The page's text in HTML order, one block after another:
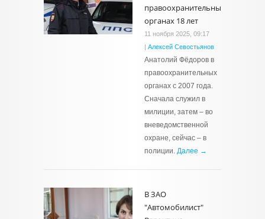
правоохранительных
органах 18 лет
11 ноября 2025, 09:17
| Алексей Севостьянов
Анатолий Фёдоров в
правоохранительных
органах с 2007 года.
Сначала служил в
милиции, затем – во
вневедомственной
охране, сейчас – в
полиции. Далее →
В ЗАО
"Автомобилист"